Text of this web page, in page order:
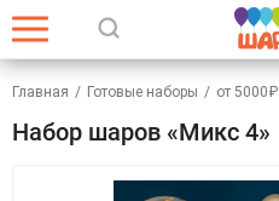
Главная / Готовые наборы / от 5000₽
Набор шаров «Микс 4»